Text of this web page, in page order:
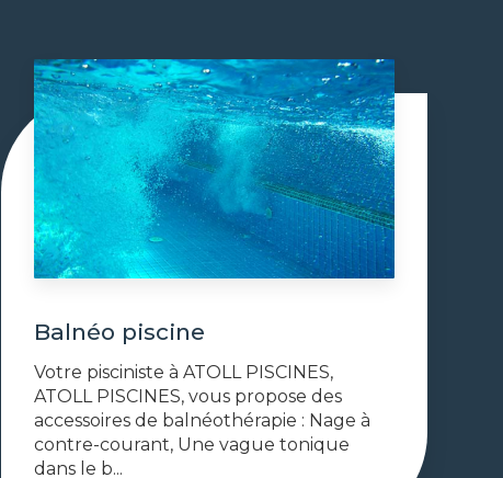
Balnéo piscine
Votre pisciniste à ATOLL PISCINES,
ATOLL PISCINES, vous propose des
accessoires de balnéothérapie : Nage à
contre-courant, Une vague tonique
dans le b...